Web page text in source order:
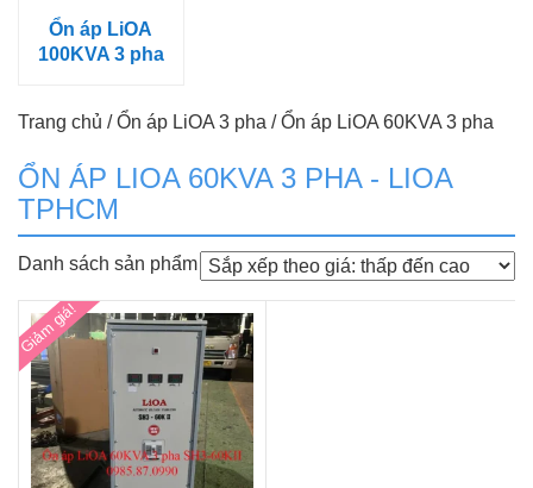
Ổn áp LiOA
100KVA 3 pha
Trang chủ /Ổn áp LiOA 3 pha / Ổn áp LiOA 60KVA 3 pha
ỔN ÁP LIOA 60KVA 3 PHA - LIOA
TPHCM
Danh sách sản phẩm
Giảm giá!